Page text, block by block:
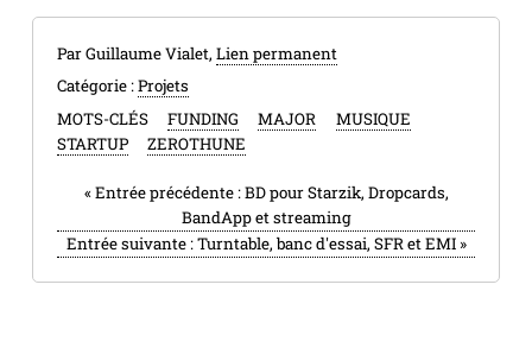
Par Guillaume Vialet, Lien permanent
Catégorie :Projets
MOTS-CLÉS
FUNDING MAJOR
MUSIQUE
STARTUP
ZEROTHUNE
«Entrée précédente :BD pour Starzik, Dropcards,
BandApp et streaming
Entrée suivante :Turntable, banc d'essai, SFR et EMI»